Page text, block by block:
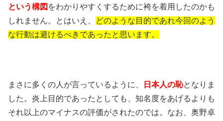
という構図 をわかりやすくするために袴を着用したのかも
しれません。とはいえ、
どのような目的であれ今回のよう
な行動は避けるべきであったと思います。
まさに多くの人が言っているように、 日本人の恥となりま
した。炎上目的であったとしても、知名度をあげるよりも
それ以上のマイナスの評価がされたのでは。なお、奥野卓